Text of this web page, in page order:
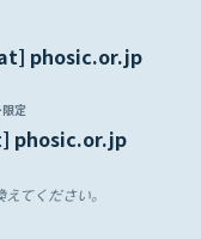
phosic.or.jp
定
phosic.or.jp
てください。